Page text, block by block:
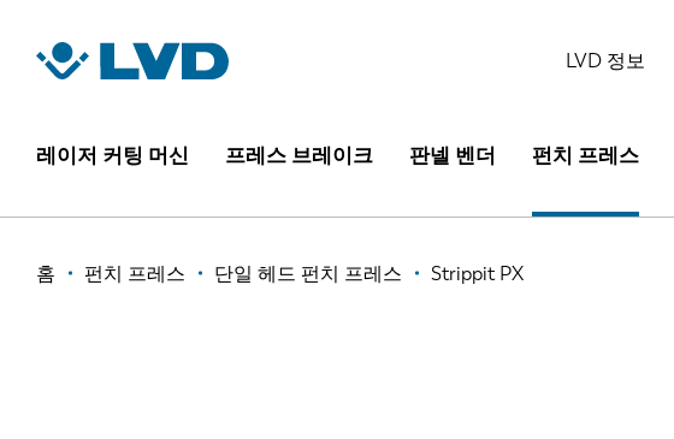
건
LVD 정보
레이저 커팅 머신 프레스 브레이크 판넬 벤더 펀치 프레스
이
홈 펀치 프레스 단일 헤드 펀치 프레스 Strippit PX
STRIPPIT PX